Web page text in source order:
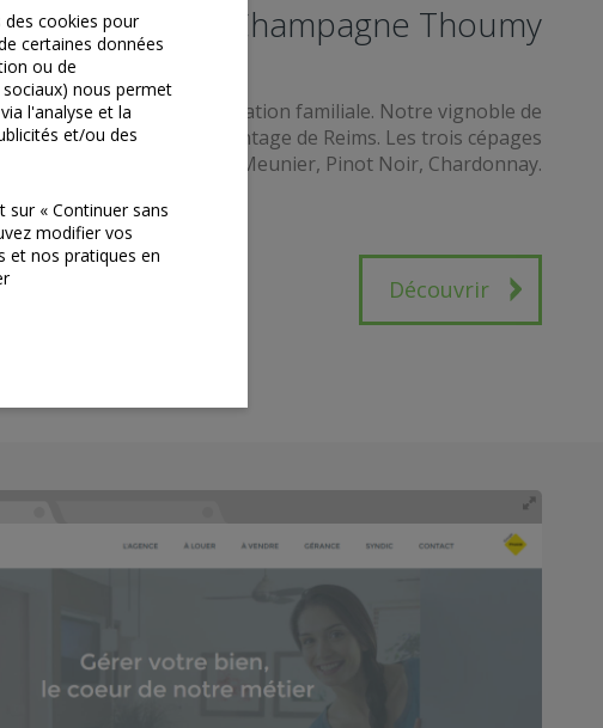
Champagne Thoumy
sur une exploitation familiale. Notre vignoble de
est situé dans la Montage de Reims. Les trois cépages
nous cultivons sont: Pinot Meunier, Pinot Noir, Chardonnay.
Découvrir
cookies pour
certaines données
ou de
nous permet
l'analyse et la
et/ou des
sur « Continuer sans
modifier vos
et nos pratiques en